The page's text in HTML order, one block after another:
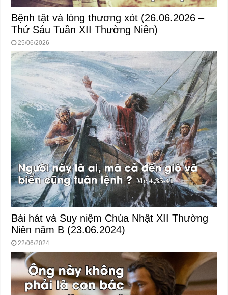
Bệnh tật và lòng thương xót (26.06.2026 –
Thứ Sáu Tuần XII Thường Niên)
25/06/2026
Bài hát và Suy niệm Chúa Nhật XII Thường
Niên năm B (23.06.2024)
22/06/2024